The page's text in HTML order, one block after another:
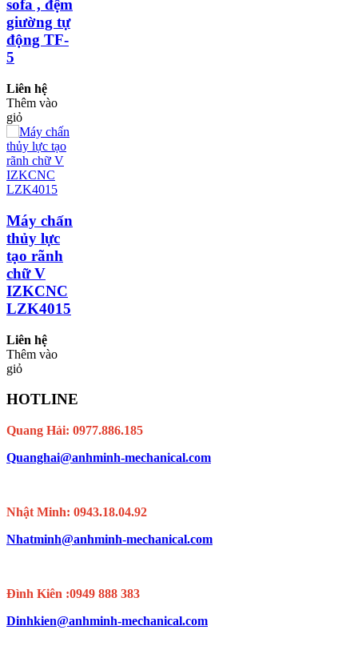
sofa , đệm
giường tự
động TF-
5
Liên hệ
Thêm vào
giỏ
Máy chấn
thủy lực
tạo rãnh
chữ V
IZKCNC
LZK4015
Liên hệ
Thêm vào
giỏ
HOTLINE
Quang Hải: 0977.886.185
Quanghai@anhminh-mechanical.com
Nhật Minh: 0943.18.04.92
Nhatminh@anhminh-mechanical.com
Đình Kiên :0949 888 383
Dinhkien@anhminh-mechanical.com